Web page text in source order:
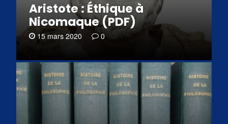
Aristote : Éthique à
Nicomaque (PDF)
15 mars 2020 0